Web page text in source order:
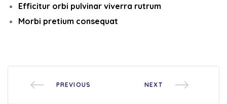
Efficitur orbi pulvinar viverra rutrum
Morbi pretium consequat
PREVIOUS NEXT